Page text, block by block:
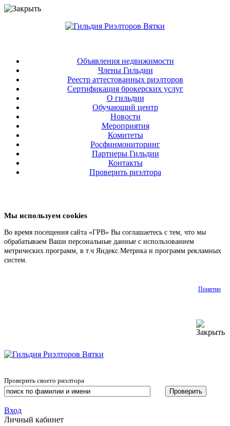
Объявления недвижимости
Члены Гильдии
Реестр аттестованных риэлторов
Сертификация брокерских услуг
О гильдии
Обучающий центр
Новости
Мероприятия
Комитеты
Росфинмониторинг
Партнеры Гильдии
Контакты
Проверить риэлтора
Мы используем cookies
Во время посещения сайта «ГРВ» Вы соглашаетесь с тем, что мы
обрабатываем Ваши персональные данные с использованием
метрических программ, в т.ч Яндекс.Метрика и программ рекламных
систем.
Понятно
Проверить своего риэлтора
Вход
Личный кабинет